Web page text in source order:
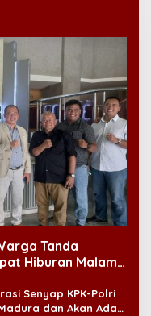
Tanda
Hiburan Malam
Senyap KPK-Polri
dan Akan Ada